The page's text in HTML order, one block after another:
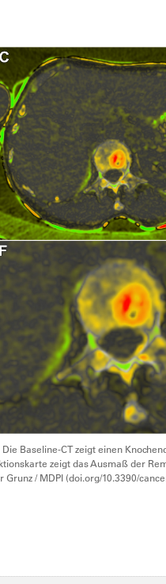
Baseline-CT zeigt einen
zeigt das Ausmaß der
/ MDPI (doi.org/10.3390/